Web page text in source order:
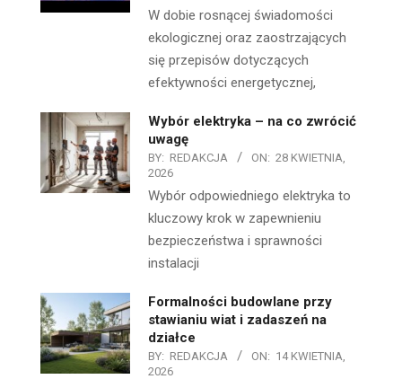
W dobie rosnącej świadomości
ekologicznej oraz zaostrzających
się przepisów dotyczących
efektywności energetycznej,
Wybór elektryka – na co zwrócić
uwagę
BY: REDAKCJA ON: 28 KWIETNIA,
2026
Wybór odpowiedniego elektryka to
kluczowy krok w zapewnieniu
bezpieczeństwa i sprawności
instalacji
Formalności budowlane przy
stawianiu wiat i zadaszeń na
działce
BY: REDAKCJA ON: 14 KWIETNIA,
2026